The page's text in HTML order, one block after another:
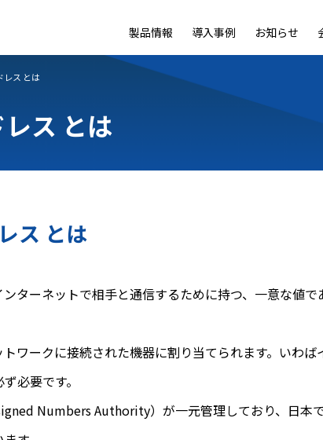
製品情報
MeetLiveOn Wearable LiveOn Nano
導入事例 お知らせ
レス とは
ス とは
ス とは
ターネットで相手と通信するために持つ、一意な値
ワークに接続された機器に割り当てられます。いわ
必要です。
Numbers Authority）が一元管理しており、日本